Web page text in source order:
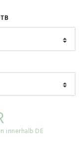
innerhalb DE